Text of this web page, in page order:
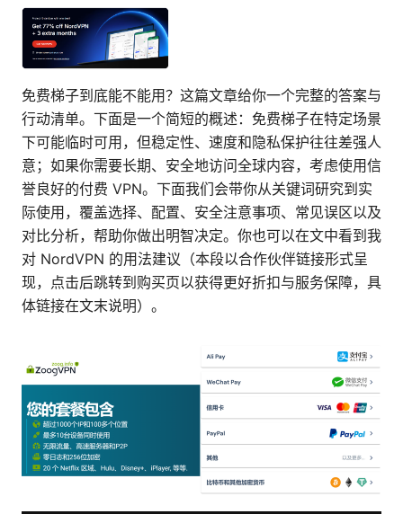
免费梯子到底能不能用？这篇文章给你一个完整的答案与
行动清单。下面是一个简短的概述：免费梯子在特定场景
下可能临时可用，但稳定性、速度和隐私保护往往差强人
意；如果你需要长期、安全地访问全球内容，考虑使用信
誉良好的付费 VPN。下面我们会带你从关键词研究到实
际使用，覆盖选择、配置、安全注意事项、常见误区以及
对比分析，帮助你做出明智决定。你也可以在文中看到我
对 NordVPN 的用法建议（本段以合作伙伴链接形式呈
现，点击后跳转到购买页以获得更好折扣与服务保障，具
体链接在文末说明）。